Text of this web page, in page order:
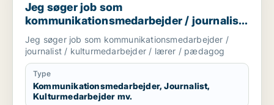
Jeg søger job som
kommunikationsmedarbejder / journalist
/ kulturmedarbejder / lærer / pædagog
Jeg søger job som kommunikationsmedarbejder /
journalist / kulturmedarbejder / lærer / pædagog
Type
Kommunikationsmedarbejder, Journalist,
Kulturmedarbejder mv.